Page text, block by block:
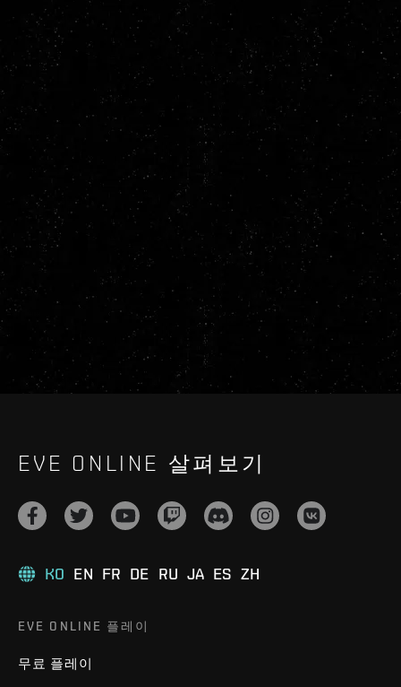
EVE ONLINE 살펴보기
KO EN FR DE RU JA ES ZH
EVE ONLINE 플레이
무료 플레이